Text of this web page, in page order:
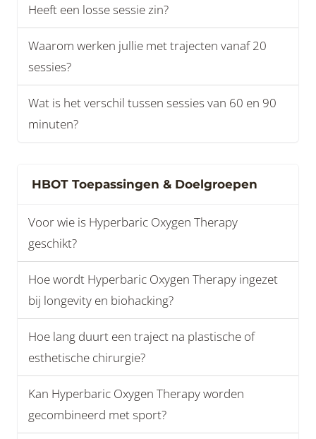
Heeft een losse sessie zin?
Waarom werken jullie met trajecten vanaf 20
sessies?
Wat is het verschil tussen sessies van 60 en 90
minuten?
HBOT Toepassingen & Doelgroepen
Voor wie is Hyperbaric Oxygen Therapy
geschikt?
Hoe wordt Hyperbaric Oxygen Therapy ingezet
bij longevity en biohacking?
Hoe lang duurt een traject na plastische of
esthetische chirurgie?
Kan Hyperbaric Oxygen Therapy worden
gecombineerd met sport?